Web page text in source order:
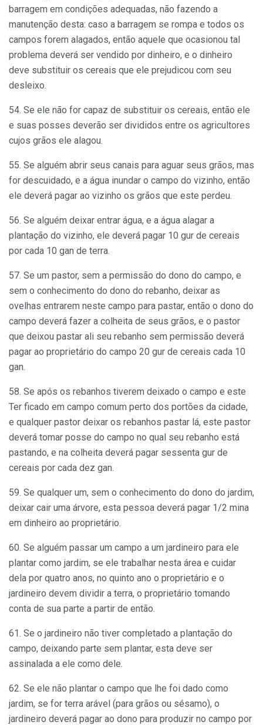
barragem em condições adequadas, não fazendo a
manutenção desta: caso a barragem se rompa e todos os
campos forem alagados, então aquele que ocasionou tal
problema deverá ser vendido por dinheiro, e o dinheiro
deve substituir os cereais que ele prejudicou com seu
desleixo.
54. Se ele não for capaz de substituir os cereais, então ele
e suas posses deverão ser divididos entre os agricultores
cujos grãos ele alagou.
55. Se alguém abrir seus canais para aguar seus grãos, mas
for descuidado, e a água inundar o campo do vizinho, então
ele deverá pagar ao vizinho os grãos que este perdeu.
56. Se alguém deixar entrar água, e a água alagar a
plantação do vizinho, ele deverá pagar 10 gur de cereais
por cada 10 gan de terra.
57. Se um pastor, sem a permissão do dono do campo, e
sem o conhecimento do dono do rebanho, deixar as
ovelhas entrarem neste campo para pastar, então o dono do
campo deverá fazer a colheita de seus grãos, e o pastor
que deixou pastar ali seu rebanho sem permissão deverá
pagar ao proprietário do campo 20 gur de cereais cada 10
gan.
58. Se após os rebanhos tiverem deixado o campo e este
Ter ficado em campo comum perto dos portões da cidade,
e qualquer pastor deixar os rebanhos pastar lá, este pastor
deverá tomar posse do campo no qual seu rebanho está
pastando, e na colheita deverá pagar sessenta gur de
cereais por cada dez gan.
59. Se qualquer um, sem o conhecimento do dono do jardim,
deixar cair uma árvore, esta pessoa deverá pagar 1/2 mina
em dinheiro ao proprietário.
60. Se alguém passar um campo a um jardineiro para ele
plantar como jardim, se ele trabalhar nesta área e cuidar
dela por quatro anos, no quinto ano o proprietário e o
jardineiro devem dividir a terra, o proprietário tomando
conta de sua parte a partir de então.
61. Se o jardineiro não tiver completado a plantação do
campo, deixando parte sem plantar, esta deve ser
assinalada a ele como dele.
62. Se ele não plantar o campo que lhe foi dado como
jardim, se for terra arável (para grãos ou sésamo), o
jardineiro deverá pagar ao dono para produzir no campo por